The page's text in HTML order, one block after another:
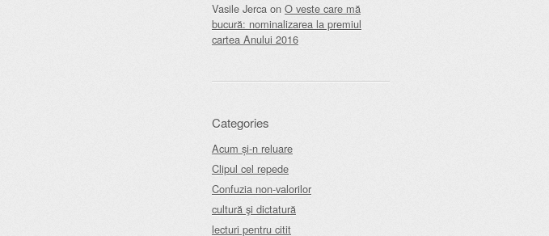
Vasile Jerca on O veste care mă
bucură: nominalizarea la premiul
cartea Anului 2016
Categories
Acum și-n reluare
Clipul cel repede
Confuzia non-valorilor
cultură şi dictatură
lecturi pentru citit